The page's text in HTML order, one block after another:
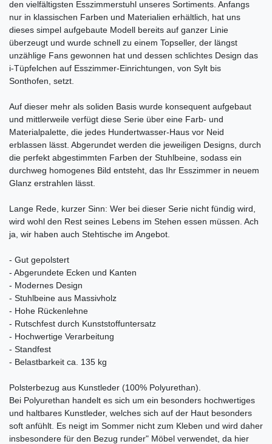
den vielfältigsten Esszimmerstuhl unseres Sortiments. Anfangs
nur in klassischen Farben und Materialien erhältlich, hat uns
dieses simpel aufgebaute Modell bereits auf ganzer Linie
überzeugt und wurde schnell zu einem Topseller, der längst
unzählige Fans gewonnen hat und dessen schlichtes Design das
i-Tüpfelchen auf Esszimmer-Einrichtungen, von Sylt bis
Sonthofen, setzt.
Auf dieser mehr als soliden Basis wurde konsequent aufgebaut
und mittlerweile verfügt diese Serie über eine Farb- und
Materialpalette, die jedes Hundertwasser-Haus vor Neid
erblassen lässt. Abgerundet werden die jeweiligen Designs, durch
die perfekt abgestimmten Farben der Stuhlbeine, sodass ein
durchweg homogenes Bild entsteht, das Ihr Esszimmer in neuem
Glanz erstrahlen lässt.
Lange Rede, kurzer Sinn: Wer bei dieser Serie nicht fündig wird,
wird wohl den Rest seines Lebens im Stehen essen müssen. Ach
ja, wir haben auch Stehtische im Angebot.
- Gut gepolstert
- Abgerundete Ecken und Kanten
- Modernes Design
- Stuhlbeine aus Massivholz
- Hohe Rückenlehne
- Rutschfest durch Kunststoffuntersatz
- Hochwertige Verarbeitung
- Standfest
- Belastbarkeit ca. 135 kg
Polsterbezug aus Kunstleder (100% Polyurethan).
Bei Polyurethan handelt es sich um ein besonders hochwertiges
und haltbares Kunstleder, welches sich auf der Haut besonders
soft anfühlt. Es neigt im Sommer nicht zum Kleben und wird daher
insbesondere für den Bezug runder" Möbel verwendet, da hier